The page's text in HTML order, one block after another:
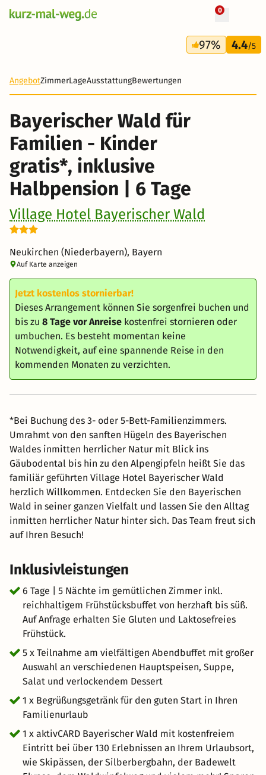
0
6 Tage
395 €
97% 4.4/5
AngebotZimmerLageAusstattungBewertungen
Bayerischer Wald für
Familien - Kinder
gratis*, inklusive
Halbpension | 6 Tage
Village Hotel Bayerischer Wald
Neukirchen (Niederbayern), Bayern
Auf Karte anzeigen
Jetzt kostenlos stornierbar!
Dieses Arrangement können Sie sorgenfrei buchen und
bis zu 8 Tage vor Anreise kostenfrei stornieren oder
umbuchen. Es besteht momentan keine
Notwendigkeit, auf eine spannende Reise in den
kommenden Monaten zu verzichten.
*Bei Buchung des 3- oder 5-Bett-Familienzimmers.
Umrahmt von den sanften Hügeln des Bayerischen
Waldes inmitten herrlicher Natur mit Blick ins
Gäubodental bis hin zu den Alpengipfeln heißt Sie das
familiär geführten Village Hotel Bayerischer Wald
herzlich Willkommen. Entdecken Sie den Bayerischen
Wald in seiner ganzen Vielfalt und lassen Sie den Alltag
inmitten herrlicher Natur hinter sich. Das Team freut sich
auf Ihren Besuch!
Inklusivleistungen
6 Tage | 5 Nächte im gemütlichen Zimmer inkl.
reichhaltigem Frühstücksbuffet von herzhaft bis süß.
Auf Anfrage erhalten Sie Gluten und Laktosefreies
Frühstück.
5 x Teilnahme am vielfältigen Abendbuffet mit großer
Auswahl an verschiedenen Hauptspeisen, Suppe,
Salat und verlockendem Dessert
1 x Begrüßungsgetränk für den guten Start in Ihren
Familienurlaub
1 x aktivCARD Bayerischer Wald mit kostenfreiem
Eintritt bei über 130 Erlebnissen an Ihrem Urlaubsort,
wie Skipässen, der Silberbergbahn, der Badewelt